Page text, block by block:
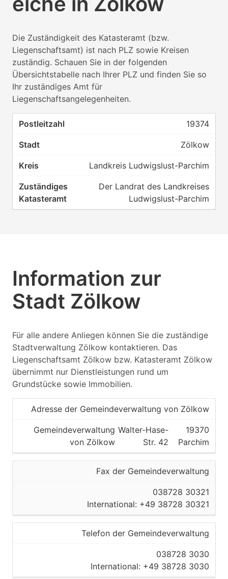
Die Zuständigkeit des Katasteramt (bzw.
Liegenschaftsamt) ist nach PLZ sowie Kreisen
zuständig. Schauen Sie in der folgenden
Übersichtstabelle nach Ihrer PLZ und finden Sie so
Ihr zuständiges Amt für
Liegenschaftsangelegenheiten.
19374
Zölkow
Landkreis Ludwigslust-Parchim
Der Landrat des Landkreises
Ludwigslust-Parchim
Information zur
Stadt Zölkow
Für alle andere Anliegen können Sie die zuständige
Stadtverwaltung Zölkow kontaktieren. Das
Liegenschaftsamt Zölkow bzw. Katasteramt Zölkow
übernimmt nur Dienstleistungen rund um
Grundstücke sowie Immobilien.
Adresse der Gemeindeverwaltung von Zölkow
Gemeindeverwaltung
von Zölkow
Walter-Hase-
Str. 42
19370
Parchim
Fax der Gemeindeverwaltung
038728 30321
International: +49 38728 30321
Telefon der Gemeindeverwaltung
038728 3030
International: +49 38728 3030